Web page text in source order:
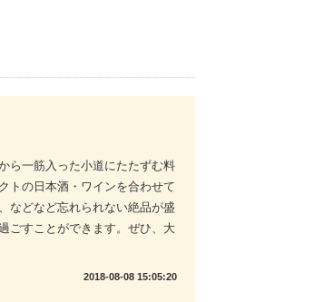
ら一筋入った小道にたたずむ料
トの日本酒・ワインを合わせて
などなど忘れられない絶品が盛
ごすことができます。ぜひ、大
2018-08-08 15:05:20